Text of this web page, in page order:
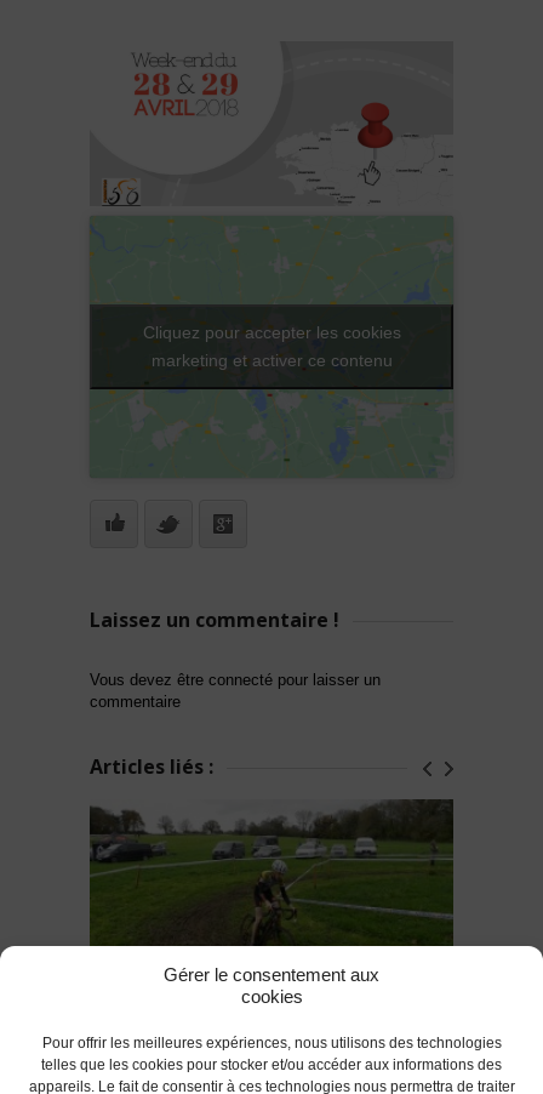
Gérer le consentement aux
cookies
Pour offrir les meilleures expériences, nous utilisons des technologies
telles que les cookies pour stocker et/ou accéder aux informations des
appareils. Le fait de consentir à ces technologies nous permettra de traiter
Cliquez pour accepter les cookies
marketing et activer ce contenu
Laissez un commentaire !
Vous devez être connecté pour laisser un
commentaire
Articles liés :
Top 15 sur le Départemental de
cyclo-cross pour Charles Le Crom